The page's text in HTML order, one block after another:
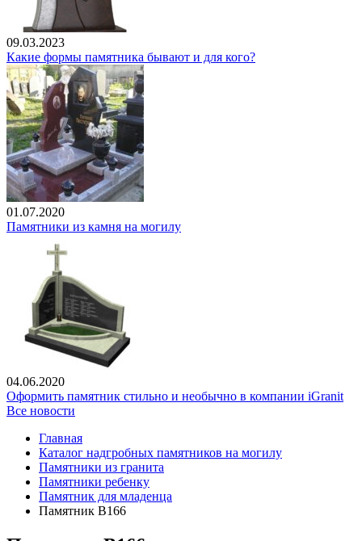
09.03.2023
Какие формы памятника бывают и для кого?
01.07.2020
Памятники из камня на могилу
04.06.2020
Оформить памятник стильно и необычно в компании iGranit
Все новости
Главная
Каталог надгробных памятников на могилу
Памятники из гранита
Памятники ребенку
Памятник для младенца
Памятник В166